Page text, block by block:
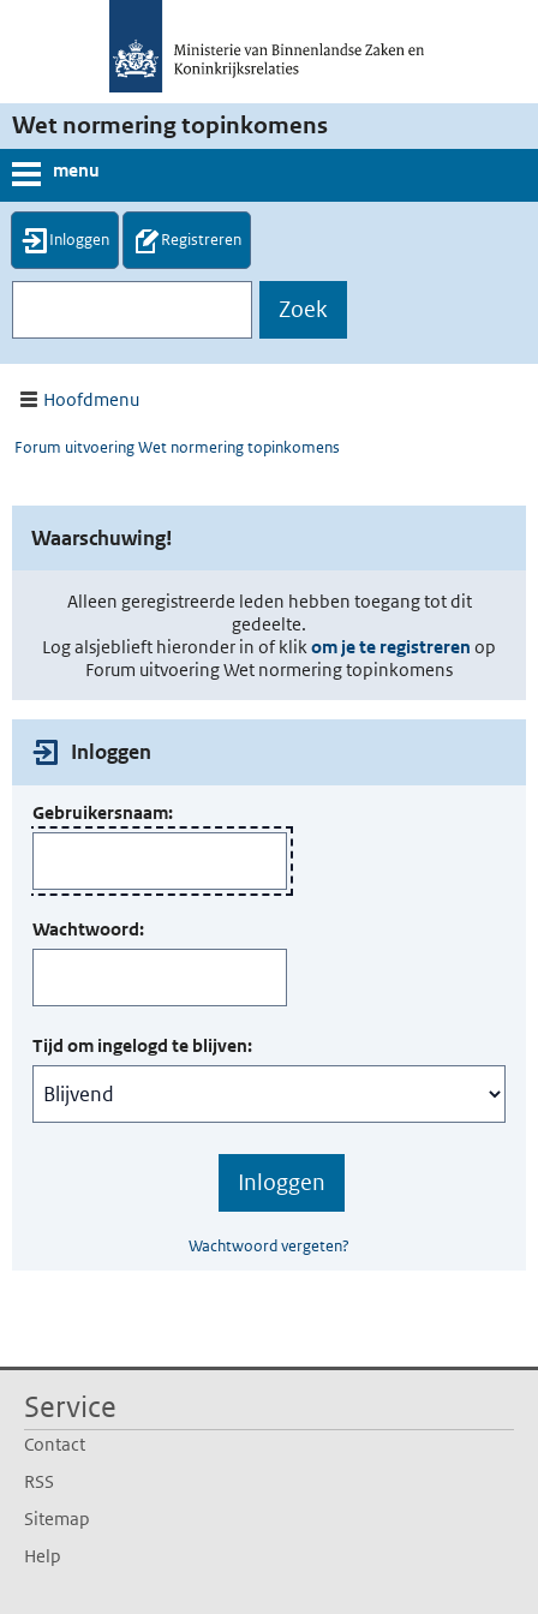
Wet normering topinkomens
menu
Inloggen Registreren
Hoofdmenu
Forum uitvoering Wet normering topinkomens
Waarschuwing!
Alleen geregistreerde leden hebben toegang tot dit
gedeelte.
Log alsjeblieft hieronder in of klik om je te registreren op
Forum uitvoering Wet normering topinkomens
Inloggen
Gebruikersnaam:
Wachtwoord:
Tijd om ingelogd te blijven:
Wachtwoord vergeten?
Service
Contact
RSS
Sitemap
Help